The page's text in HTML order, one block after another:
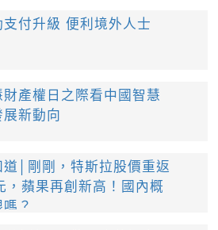
支付升級 便利境外人士
產權日之際看中國智慧
新動向
道│剛剛，特斯拉股價重返
，蘋果再創新高！國內概
？